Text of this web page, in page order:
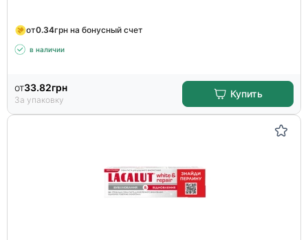
от0.34грн на бонусный счет
в наличии
от33.82грн
За упаковку
Купить